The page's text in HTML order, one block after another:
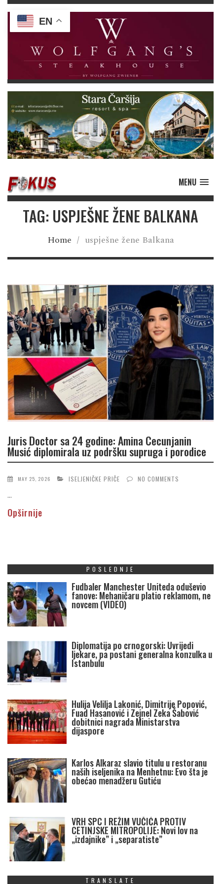
MENU
TAG: USPJEŠNE ŽENE BALKANA
Home / uspješne žene Balkana
Juris Doctor sa 24 godine: Amina Cecunjanin
Musić diplomirala uz podršku supruga i porodice
MAY 25, 2026 ISELJENIČKE PRIČE NO COMMENTS
...
Opširnije
POSLEDNJE
Fudbaler Manchester Uniteda oduševio
fanove: Mehaničaru platio reklamom, ne
novcem (VIDEO)
Diplomatija po crnogorski: Uvrijedi
ljekare, pa postani generalna konzulka u
Istanbulu
Hulija Velilja Lakonić, Dimitrije Popović,
Fuad Hasanović i Zejnel Zeka Šabović
dobitnici nagrada Ministarstva
dijaspore
Karlos Alkaraz slavio titulu u restoranu
naših iseljenika na Menhetnu: Evo šta je
obećao menadžeru Gutiću
VRH SPC I REŽIM VUČIĆA PROTIV
CETINJSKE MITROPOLIJE: Novi lov na
„izdajnike” i „separatiste”
TRANSLATE
EN